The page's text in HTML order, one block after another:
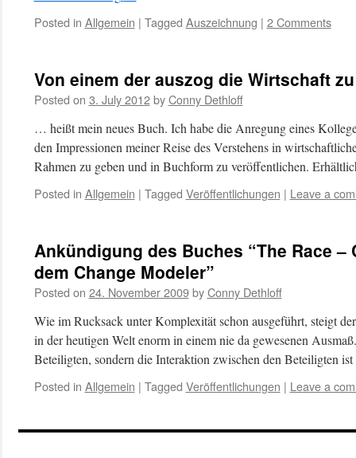
Posted in Allgemein | Tagged Auszeichnung | 2 Comments
Von einem der auszog die Wirtschaft
Posted on 3. July 2012 by Conny Dethloff
… heißt mein neues Buch. Ich habe die Anregung eines
den Impressionen meiner Reise des Verstehens in
Rahmen zu geben und in Buchform zu veröffentlichen.
Posted in Allgemein | Tagged Veröffentlichungen | Leave a
Ankündigung des Buches “The Race –
dem Change Modeler”
Posted on 24. November 2009 by Conny Dethloff
Wie im Rucksack unter Komplexität schon ausgeführt, steigt
in der heutigen Welt enorm in einem nie da gewesenen
Beteiligten, sondern die Interaktion zwischen den Beteiligten
Posted in Allgemein | Tagged Veröffentlichungen | Leave a